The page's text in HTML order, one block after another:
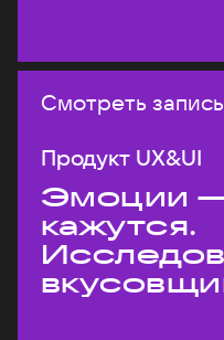
Смотреть запись
Продукт UX&UI
Эмоции —
кажутся.